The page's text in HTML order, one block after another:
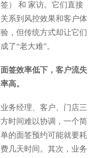
签） 和 家访。它们直接
关系到风控效果和客户体
验，但传统方式却让它们
成了“老大难”。
面签效率低下，客户流失
率高。
业务经理、客户、门店三
方时间难以协调，一个简
单的面签预约可能就要耗
费几天时间。其次，业务